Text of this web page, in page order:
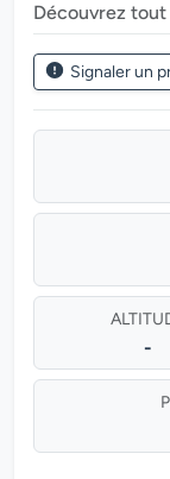
Découvrez tout
Signaler un
-